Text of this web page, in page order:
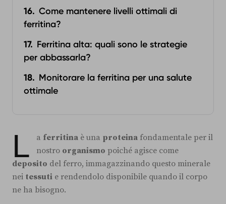
Come mantenere livelli ottimali di
ferritina?
Ferritina alta: quali sono le strategie
per abbassarla?
Monitorare la ferritina per una salute
ottimale
L a ferritina è una proteina fondamentale per il
nostro organismo poiché agisce come
deposito del ferro, immagazzinando questo minerale
nei tessuti e rendendolo disponibile quando il corpo
ne ha bisogno.